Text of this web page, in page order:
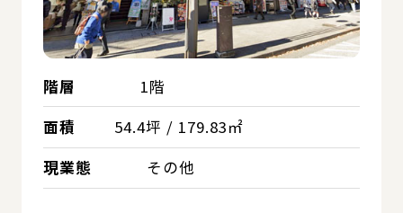
階層
1階
面積
54.4坪 / 179.83㎡
現業態
その他